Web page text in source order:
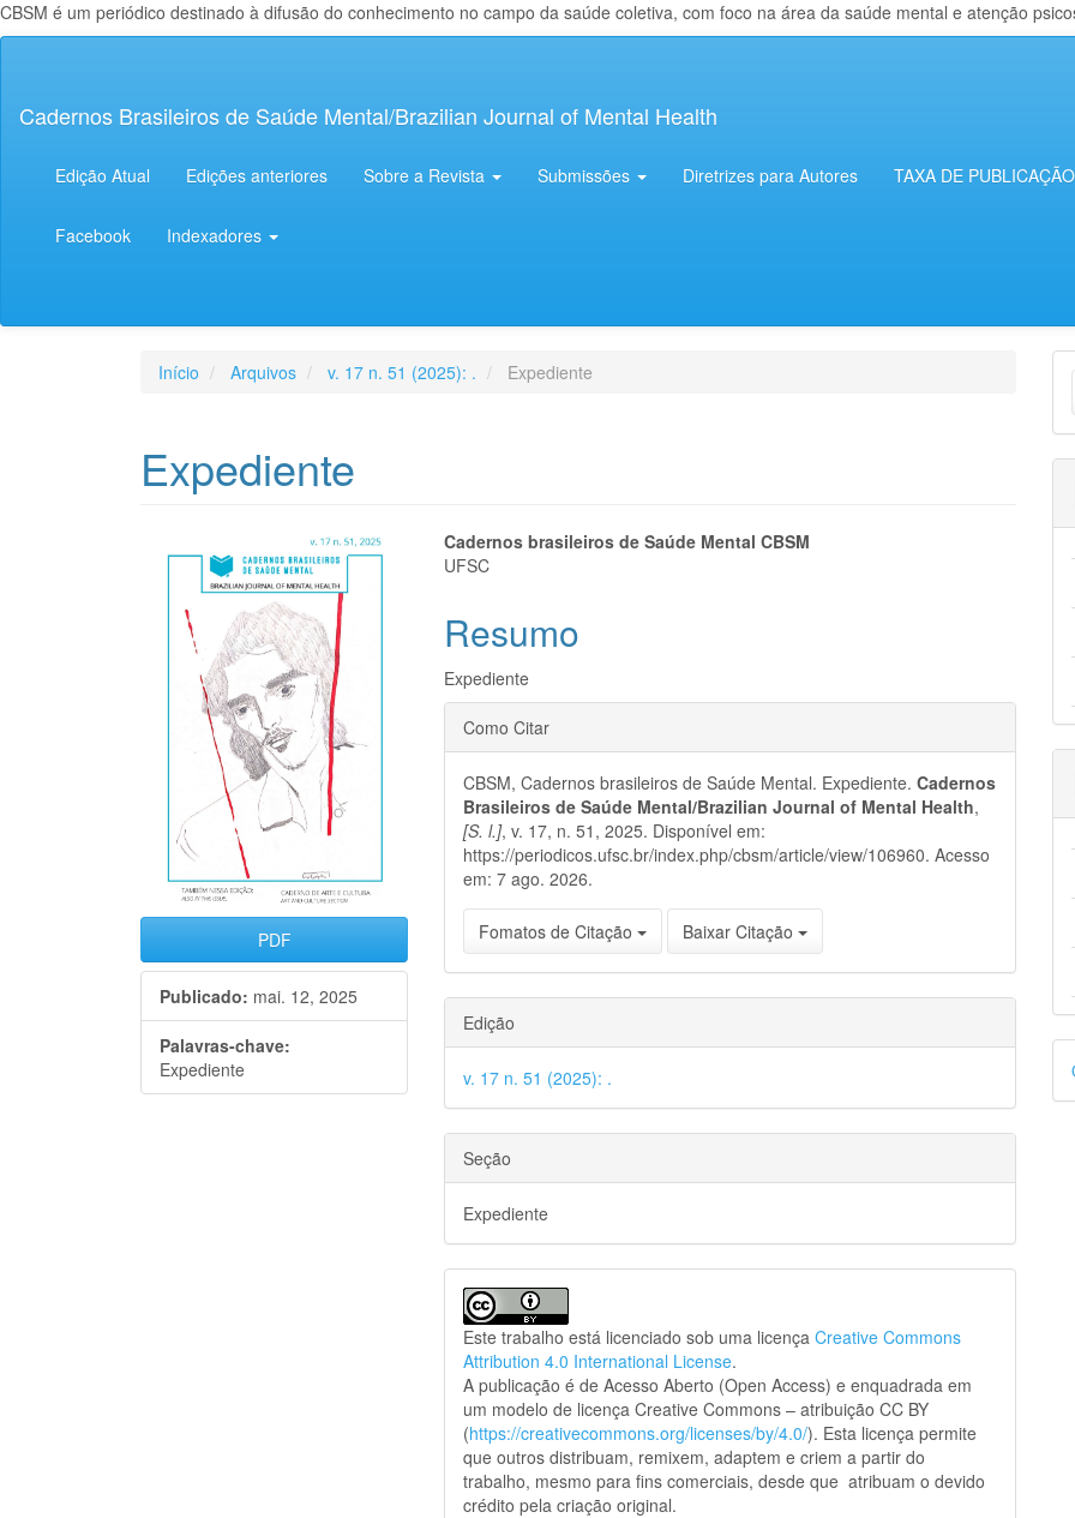
CBSM é um periódico destinado à difusão do conhecimento no campo da saúde coletiva, com foco na área da saúde mental e atenção
principal
Lateral
Cadernos Brasileiros de Saúde Mental/Brazilian Journal of Mental Health
Edição Atual Edições anteriores Sobre a Revista Submissões Diretrizes para Autores TAXA DE PUBLICAÇÃO
Facebook Indexadores
Início Arquivos v. 17 n. 51 (2025): . Expediente
Expediente
Barra
lateral
artigos
PDF
Publicado: mai. 12, 2025
Palavras-chave:
Expediente
Conteúdo
artigo
principal
Cadernos brasileiros de Saúde Mental CBSM
UFSC
Resumo
Expediente
Detalhes
do
artigo
Como Citar
CBSM, Cadernos brasileiros de Saúde Mental. Expediente.Cadernos
Brasileiros de Saúde Mental/Brazilian Journal of Mental Health,
[S. l.], v. 17, n. 51, 2025. Disponível em:
https://periodicos.ufsc.br/index.php/cbsm/article/view/106960. Acesso
em: 7 ago. 2026.
Fomatos de Citação Baixar Citação
Edição
v. 17 n. 51 (2025): .
Seção
Expediente
Este trabalho está licenciado sob uma licençaCreative Commons
Attribution 4.0 International License.
A publicação é de Acesso Aberto (Open Access) e enquadrada em
um modelo de licença Creative Commons – atribuição CC BY
(https://creativecommons.org/licenses/by/4.0/). Esta licença permite
que outros distribuam, remixem, adaptem e criem a partir do
trabalho, mesmo para fins comerciais, desde que atribuam o devido
crédito pela criação original.